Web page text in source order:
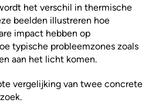
het verschil in thermische
beelden illustreren hoe
impact hebben op
typische probleemzones zoals
aan het licht komen.
vergelijking van twee concrete